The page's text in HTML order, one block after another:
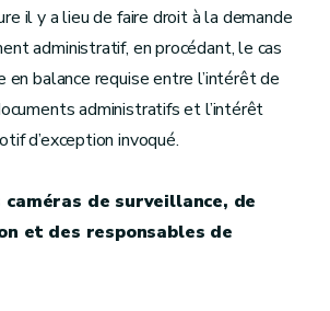
il y a lieu de faire droit à la demande
administratif, en procédant, le cas
en balance requise entre l’intérêt de
administratifs et l’intérêt
d’exception invoqué.
de surveillance, de
et des responsables de